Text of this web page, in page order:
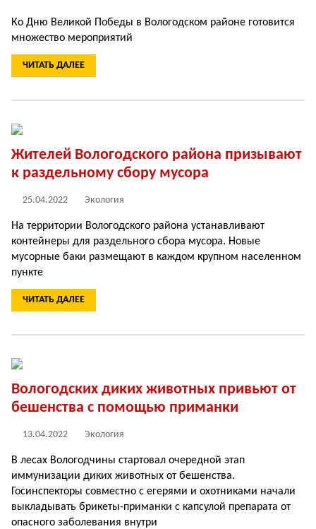
Ко Дню Великой Победы в Вологодском районе готовится
множество мероприятий
ЧИТАТЬ ДАЛЕЕ
Жителей Вологодского района призывают
к раздельному сбору мусора
25.04.2022 Экология
На территории Вологодского района устанавливают
контейнеры для раздельного сбора мусора. Новые
мусорные баки размещают в каждом крупном населенном
пункте
ЧИТАТЬ ДАЛЕЕ
Вологодских диких животных привьют от
бешенства с помощью приманки
13.04.2022 Экология
В лесах Вологодчины стартовал очередной этап
иммунизации диких животных от бешенства.
Госинспекторы совместно с егерями и охотниками начали
выкладывать брикеты-приманки с капсулой препарата от
опасного заболевания внутри